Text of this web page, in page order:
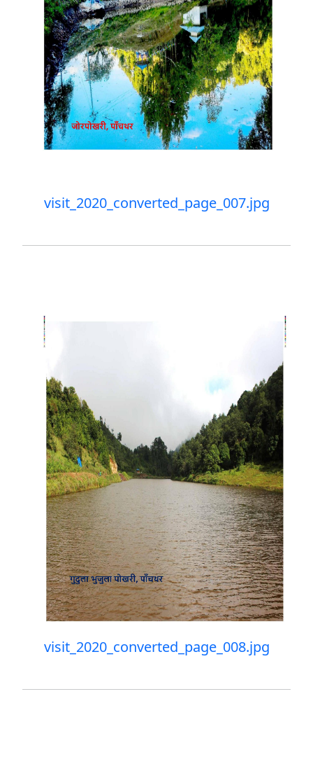
visit_2020_converted_page_007.jpg
visit_2020_converted_page_008.jpg